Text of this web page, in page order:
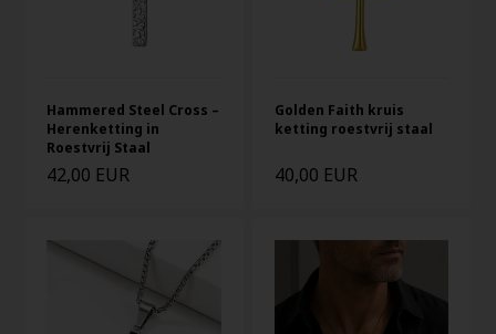
Hammered Steel Cross –
Herenketting in
Roestvrij Staal
42,00 EUR
Golden Faith kruis
ketting roestvrij staal
40,00 EUR